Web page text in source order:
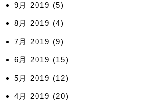
9月 2019 (5)
8月 2019 (4)
7月 2019 (9)
6月 2019 (15)
5月 2019 (12)
4月 2019 (20)